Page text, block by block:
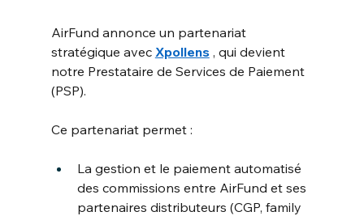
AirFund annonce un partenariat
stratégique avec Xpollens , qui devient
notre Prestataire de Services de Paiement
(PSP).
Ce partenariat permet :
La gestion et le paiement automatisé
des commissions entre AirFund et ses
partenaires distributeurs (CGP, family